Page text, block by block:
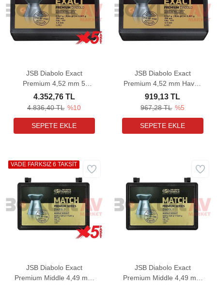
JSB Diabolo Exact
Premium 4,52 mm 5
Paket Havalı Tüfek
Saçması (8,44 Grain -
4.836,40 TL %10
4.352,76 TL
JSB Diabolo Exact
Premium 4,52 mm Havalı
Tüfek Saçması (8,44
Grain - 200 Adet)
967,28 TL %5
919,13 TL
JSB Diabolo Exact
Premium Middle 4,49 mm
VADE FARKSIZ 6 TAKSİT
JSB Diabolo Exact
Premium Middle 4,49 mm